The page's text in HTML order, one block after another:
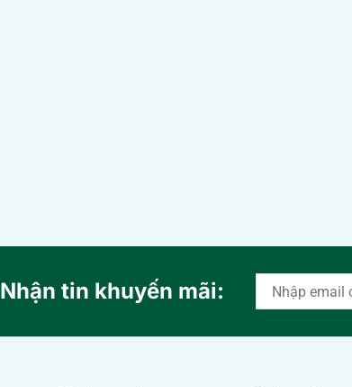
Nhận tin khuyến mãi: